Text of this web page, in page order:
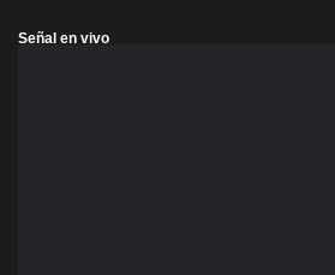
Señal en vivo